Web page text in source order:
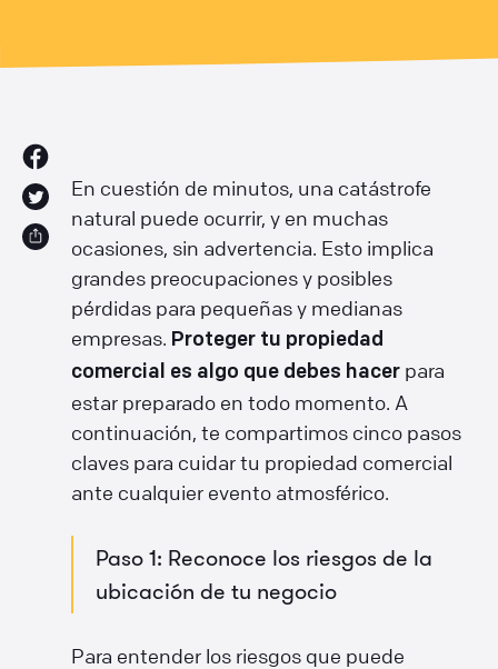
En cuestión de minutos, una catástrofe
natural puede ocurrir, y en muchas
ocasiones, sin advertencia. Esto implica
grandes preocupaciones y posibles
pérdidas para pequeñas y medianas
empresas. Proteger tu propiedad
comercial es algo que debes hacer para
estar preparado en todo momento. A
continuación, te compartimos cinco pasos
claves para cuidar tu propiedad comercial
ante cualquier evento atmosférico.
Paso 1: Reconoce los riesgos de la
ubicación de tu negocio
Para entender los riesgos que puede